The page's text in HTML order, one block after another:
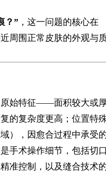
？”​ ​，这一问题的核心在
周围正常皮肤的外观与
原始特征——面积较大或
的复杂度更高；位置特
），因愈合过程中承受
手术操作细节，包括切口
准控制，以及缝合技术